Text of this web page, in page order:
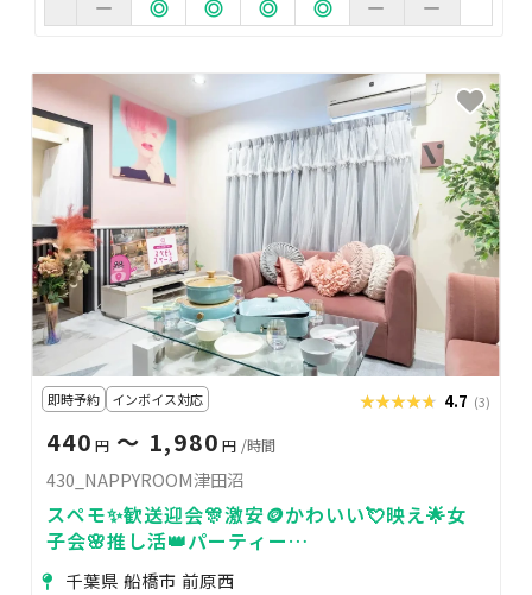
即時予約 インボイス対応 ★★★★★
★★★★★ 4.7 (3)
440 円 〜 1,980 円 /時間
430_NAPPYROOM津田沼
スペモ✨歓送迎会🎊激安🪙かわいい💘映え🌟女
子会🌸推し活👑パーティー
🎶430_NAPPYROOM津田沼
千葉県 船橋市 前原西